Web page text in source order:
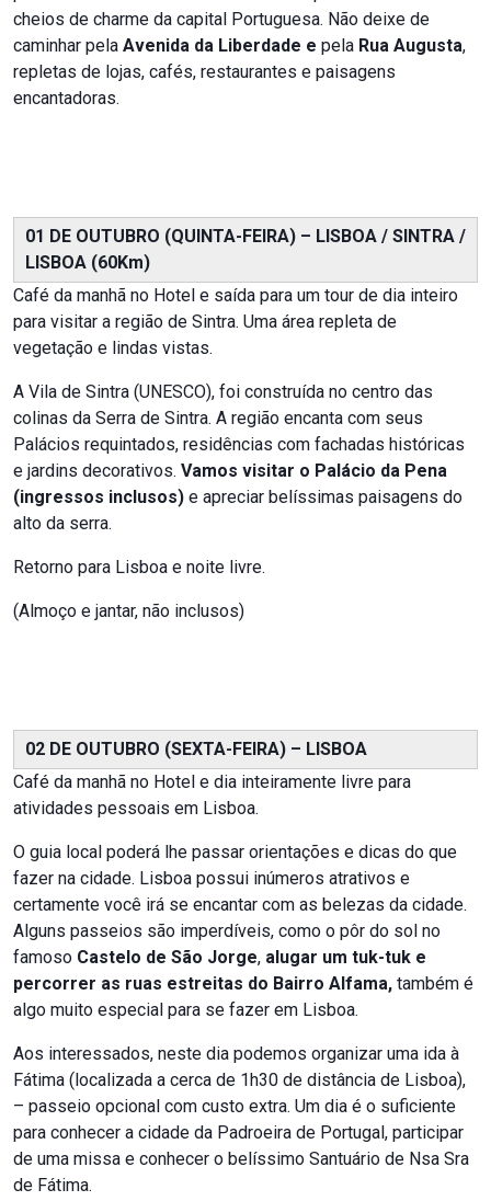
cheios de charme da capital Portuguesa. Não deixe de
caminhar pela Avenida da Liberdade e pela Rua Augusta,
repletas de lojas, cafés, restaurantes e paisagens
encantadoras.
01 DE OUTUBRO (QUINTA-FEIRA) – LISBOA / SINTRA /
LISBOA (60Km)
Café da manhã no Hotel e saída para um tour de dia inteiro
para visitar a região de Sintra. Uma área repleta de
vegetação e lindas vistas.
A Vila de Sintra (UNESCO), foi construída no centro das
colinas da Serra de Sintra. A região encanta com seus
Palácios requintados, residências com fachadas históricas
e jardins decorativos. Vamos visitar o Palácio da Pena
(ingressos inclusos) e apreciar belíssimas paisagens do
alto da serra.
Retorno para Lisboa e noite livre.
(Almoço e jantar, não inclusos)
02 DE OUTUBRO (SEXTA-FEIRA) – LISBOA
Café da manhã no Hotel e dia inteiramente livre para
atividades pessoais em Lisboa.
O guia local poderá lhe passar orientações e dicas do que
fazer na cidade. Lisboa possui inúmeros atrativos e
certamente você irá se encantar com as belezas da cidade.
Alguns passeios são imperdíveis, como o pôr do sol no
famoso Castelo de São Jorge, alugar um tuk-tuk e
percorrer as ruas estreitas do Bairro Alfama, também é
algo muito especial para se fazer em Lisboa.
Aos interessados, neste dia podemos organizar uma ida à
Fátima (localizada a cerca de 1h30 de distância de Lisboa),
– passeio opcional com custo extra. Um dia é o suficiente
para conhecer a cidade da Padroeira de Portugal, participar
de uma missa e conhecer o belíssimo Santuário de Nsa Sra
de Fátima.